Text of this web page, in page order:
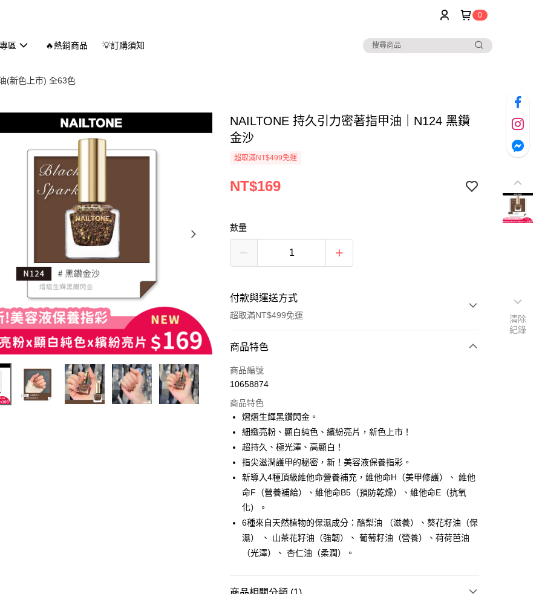
0
區 🔥熱銷商品 💡訂購須知
(新色上市) 全63色
NAILTONE 持久引力密著指甲油｜N124 黑鑽
金沙
超取滿NT$499免運
NT$169
數量
付款與運送方式
超取滿NT$499免運
付款方式
信用卡一次付款
LINE Pay
Apple Pay
街口支付
悠遊付
運送方式
全家取貨付款
每筆NT$80，滿NT$499(含以上)免運費
商品特色
商品編號
10658874
商品特色
熠熠生輝黑鑽閃金。
細緻亮粉、顯白純色、繽紛亮片，新色上市！
超持久、極光澤、高顯白！
指尖滋潤護甲的秘密，新！美容液保養指彩。
新導入4種頂級維他命營養補充，維他命H（美甲修護）、 維他
命F（營養補給）、維他命B5（預防乾燥）、維他命E（抗氧
化）。
6種來自天然植物的保濕成分：酪梨油 （滋養）、葵花籽油（保
濕） 、 山茶花籽油（強韌）、 葡萄籽油（營養）、荷荷芭油
（光澤）、 杏仁油（柔潤）。
清除
紀錄